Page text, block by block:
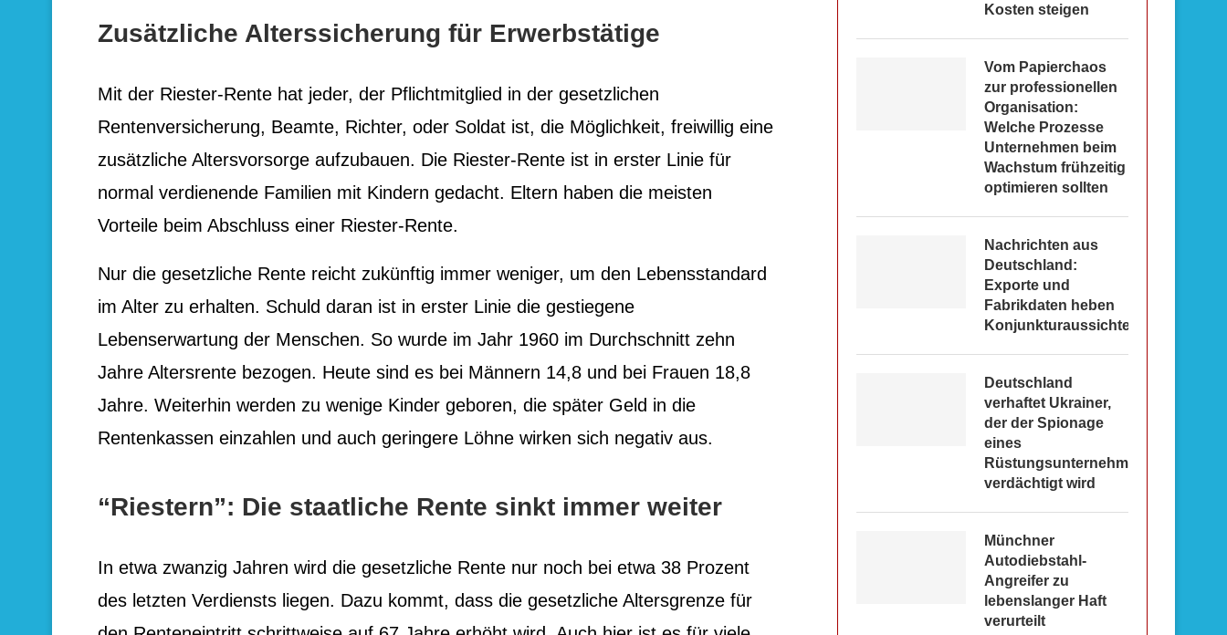
Zusätzliche Alterssicherung für Erwerbstätige
Mit der Riester-Rente hat jeder, der Pflichtmitglied in der gesetzlichen
Rentenversicherung, Beamte, Richter, oder Soldat ist, die Möglichkeit, freiwillig eine
zusätzliche Altersvorsorge aufzubauen. Die Riester-Rente ist in erster Linie für
normal verdienende Familien mit Kindern gedacht. Eltern haben die meisten
Vorteile beim Abschluss einer Riester-Rente.
Nur die gesetzliche Rente reicht zukünftig immer weniger, um den Lebensstandard
im Alter zu erhalten. Schuld daran ist in erster Linie die gestiegene
Lebenserwartung der Menschen. So wurde im Jahr 1960 im Durchschnitt zehn
Jahre Altersrente bezogen. Heute sind es bei Männern 14,8 und bei Frauen 18,8
Jahre. Weiterhin werden zu wenige Kinder geboren, die später Geld in die
Rentenkassen einzahlen und auch geringere Löhne wirken sich negativ aus.
“Riestern”: Die staatliche Rente sinkt immer weiter
In etwa zwanzig Jahren wird die gesetzliche Rente nur noch bei etwa 38 Prozent
des letzten Verdiensts liegen. Dazu kommt, dass die gesetzliche Altersgrenze für
Kosten steigen
Vom Papierchaos
zur professionellen
Organisation:
Welche Prozesse
Unternehmen beim
Wachstum frühzeitig
optimieren sollten
Nachrichten aus
Deutschland:
Exporte und
Fabrikdaten heben
Konjunkturaussichten
Deutschland
verhaftet Ukrainer,
der der Spionage
eines
Rüstungsunternehmens
verdächtigt wird
Münchner
Autodiebstahl-
Angreifer zu
lebenslanger Haft
verurteilt